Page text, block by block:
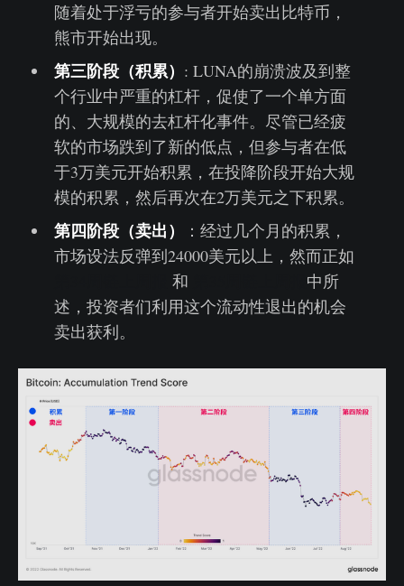
随着处于浮亏的参与者开始卖出比特币，
熊市开始出现。
第三阶段（积累） : LUNA的崩溃波及到整
个行业中严重的杠杆，促使了一个单方面
的、大规模的去杠杆化事件。尽管已经疲
软的市场跌到了新的低点，但参与者在低
于3万美元开始积累，在投降阶段开始大规
模的积累，然后再次在2万美元之下积累。
第四阶段（卖出）
：经过几个月的积累，
市场设法反弹到24000美元以上，然而正如
和
中所
述，投资者们利用这个流动性退出的机会
卖出获利。